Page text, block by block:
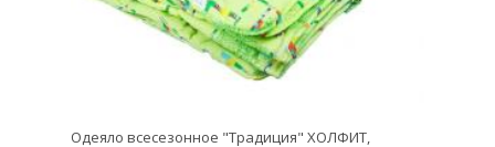
Одеяло всесезонное "Традиция" ХОЛФИТ,